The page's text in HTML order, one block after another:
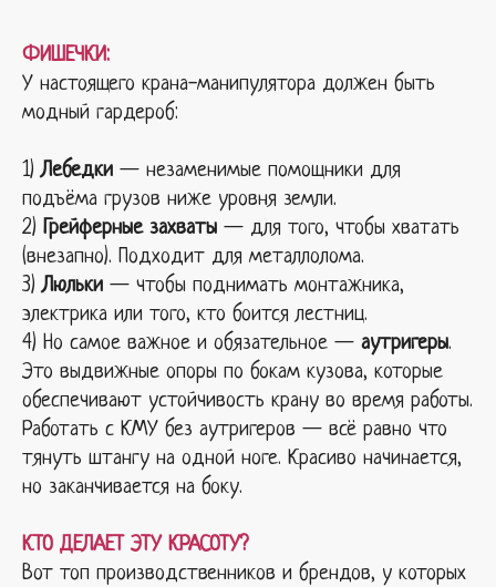
ФИШЕЧКИ:
У настоящего крана-манипулятора должен быть
модный гардероб:
1)Лебедки — незаменимые помощники для
подъёма грузов ниже уровня земли.
2) Грейферные захваты — для того, чтобы хватать
(внезапно). Подходит для металлолома.
3)Люльки — чтобы поднимать монтажника,
электрика или того, кто боится лестниц.
4) Но самое важное и обязательное — аутригеры.
Это выдвижные опоры по бокам кузова, которые
обеспечивают устойчивость крану во время работы.
Работать с КМУ без аутригеров — всё равно что
тянуть штангу на одной ноге. Красиво начинается,
но заканчивается на боку.
КТО ДЕЛАЕТ ЭТУ КРАСОТУ?
Вот топ производственников и брендов, у которых